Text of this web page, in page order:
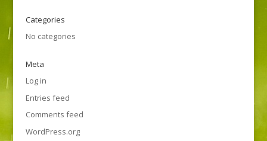
Categories
No categories
Meta
Log in
Entries feed
Comments feed
WordPress.org